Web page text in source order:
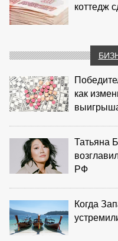
коттедж
как
Татьяна
РФ
Когда